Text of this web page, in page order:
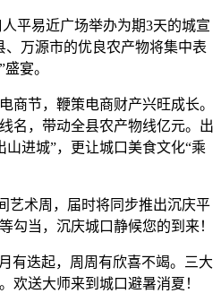
易近广场举办为期3天的城宣
万源市的优良农产物将集中表
宴。
节，鞭策电商财产兴旺成长。
名，带动全县农产物线亿元。出
山进城”，更让城口美食文化“乘
术周，届时将同步推出沉庆平
勾当，沉庆城口静候您的到来！
迭起，周周有欣喜不竭。三大
欢送大师来到城口避暑消夏！